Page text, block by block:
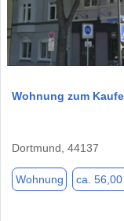
Wohnung zum
Dortmund, 44137
Wohnung ca. 56,00